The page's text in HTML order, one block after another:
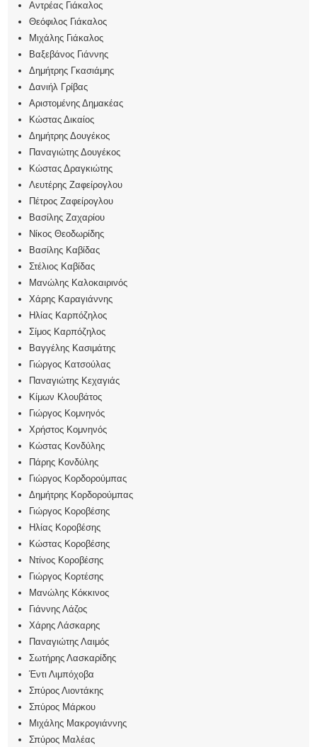
Αντρέας Γιάκαλος
Θεόφιλος Γιάκαλος
Μιχάλης Γιάκαλος
Βαξεβάνος Γιάννης
Δημήτρης Γκασιάμης
Δανιήλ Γρίβας
Αριστομένης Δημακέας
Κώστας Δικαίος
Δημήτρης Δουγέκος
Παναγιώτης Δουγέκος
Κώστας Δραγκιώτης
Λευτέρης Ζαφείρογλου
Πέτρος Ζαφείρογλου
Βασίλης Ζαχαρίου
Νίκος Θεοδωρίδης
Βασίλης Καβίδας
Στέλιος Καβίδας
Μανώλης Καλοκαιρινός
Χάρης Καραγιάννης
Ηλίας Καρπόζηλος
Σίμος Καρπόζηλος
Βαγγέλης Κασιμάτης
Γιώργος Κατσούλας
Παναγιώτης Κεχαγιάς
Κίμων Κλουβάτος
Γιώργος Κομνηνός
Χρήστος Κομνηνός
Κώστας Κονδύλης
Πάρης Κονδύλης
Γιώργος Κορδορούμπας
Δημήτρης Κορδορούμπας
Γιώργος Κοροβέσης
Ηλίας Κοροβέσης
Κώστας Κοροβέσης
Ντίνος Κοροβέσης
Γιώργος Κορτέσης
Μανώλης Κόκκινος
Γιάννης Λάζος
Χάρης Λάσκαρης
Παναγιώτης Λαιμός
Σωτήρης Λασκαρίδης
Έντι Λιμπόχοβα
Σπύρος Λιοντάκης
Σπύρος Μάρκου
Μιχάλης Μακρογιάννης
Σπύρος Μαλέας